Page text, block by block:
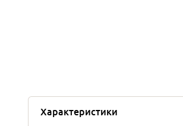
Характеристики